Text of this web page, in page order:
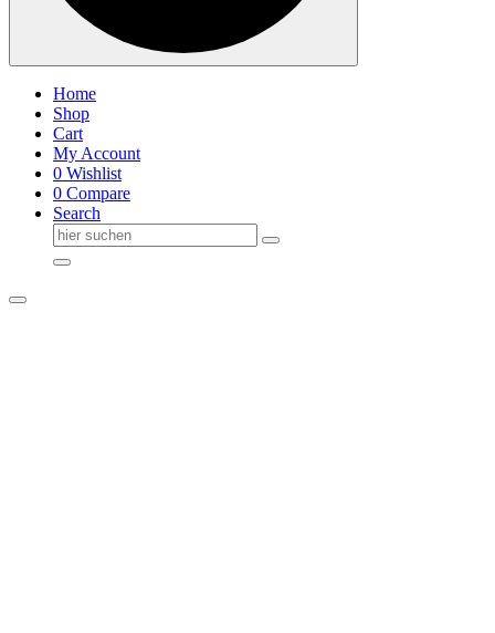
Home
Shop
Cart
My Account
0 Wishlist
0 Compare
Search
Suche
nach: